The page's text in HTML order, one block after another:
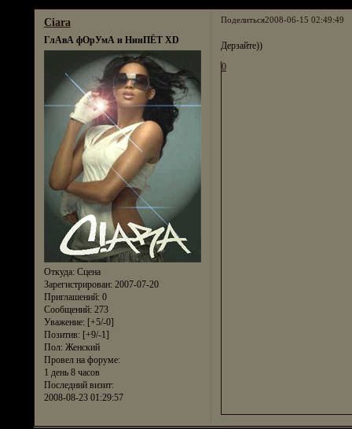
Поделиться2008-06-15 02:49:49
Ciara
ГлАвА фОрУмА и НииПЁТ XD
Откуда:Сцена
Зарегистрирован: 2007-07-20
Приглашений:0
Сообщений:273
Уважение: [+5/-0]
Позитив: [+9/-1]
Пол:Женский
Провел на форуме:
1 день 8 часов
Последний визит:
2008-08-23 01:29:57
Дерзайте))
0